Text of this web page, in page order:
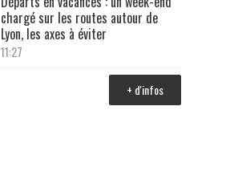
chargé sur les routes autour de
Lyon, les axes à éviter
11:27
+ d'infos